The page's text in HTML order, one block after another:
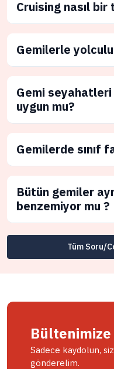
Cruising nasıl
Gemilerle
Gemi
uygun mu?
Gemilerde sınıf
Bütün gemiler
benzemiyor mu ?
Tüm Soru/
Sadece kaydolun,
gönderelim.